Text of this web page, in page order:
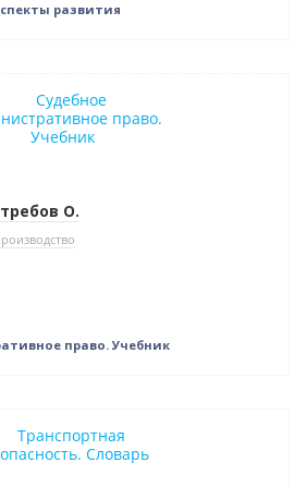
развития
О.
право. Учебник